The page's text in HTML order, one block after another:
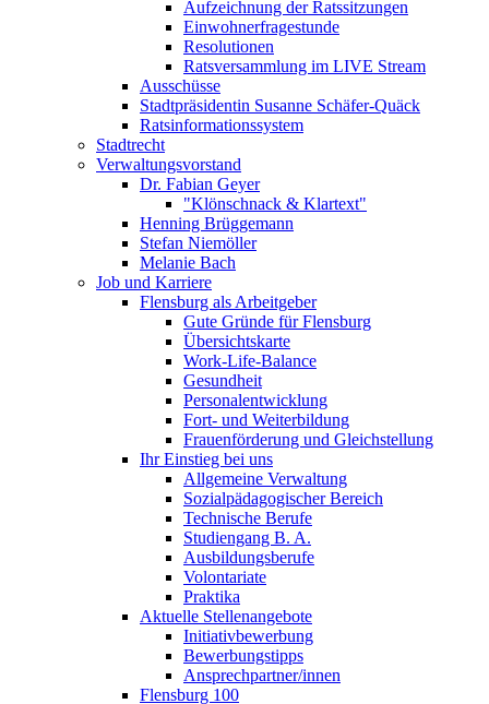
Aufzeichnung der Ratssitzungen
Einwohnerfragestunde
Resolutionen
Ratsversammlung im LIVE Stream
Ausschüsse
Stadtpräsidentin Susanne Schäfer-Quäck
Ratsinformationssystem
Stadtrecht
Verwaltungsvorstand
Dr. Fabian Geyer
"Klönschnack & Klartext"
Henning Brüggemann
Stefan Niemöller
Melanie Bach
Job und Karriere
Flensburg als Arbeitgeber
Gute Gründe für Flensburg
Übersichtskarte
Work-Life-Balance
Gesundheit
Personalentwicklung
Fort- und Weiterbildung
Frauenförderung und Gleichstellung
Ihr Einstieg bei uns
Allgemeine Verwaltung
Sozialpädagogischer Bereich
Technische Berufe
Studiengang B. A.
Ausbildungsberufe
Volontariate
Praktika
Aktuelle Stellenangebote
Initiativbewerbung
Bewerbungstipps
Ansprechpartner/innen
Flensburg 100